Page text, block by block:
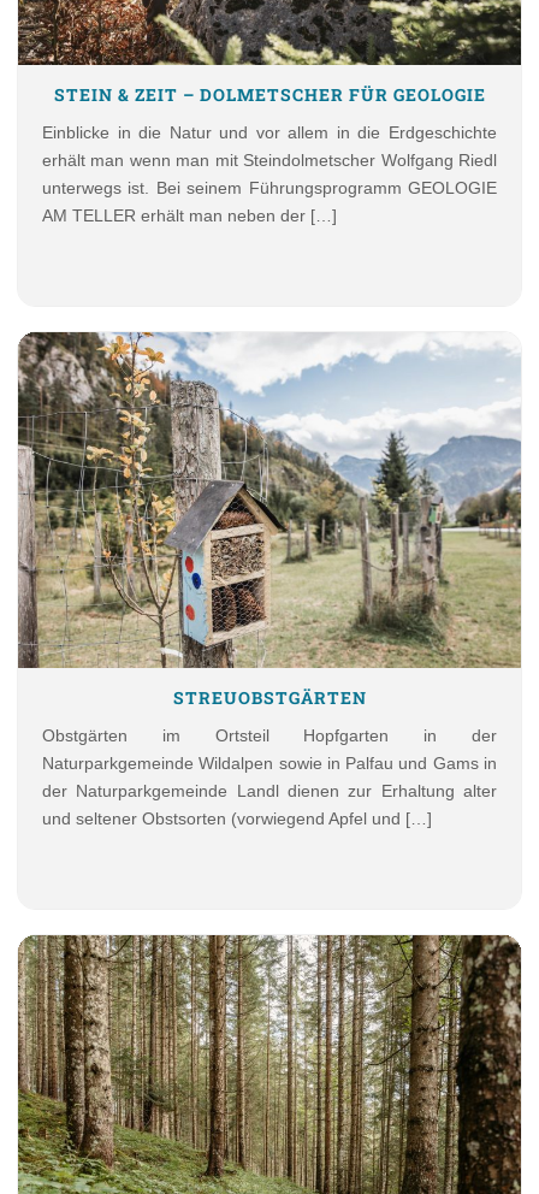
STEIN & ZEIT – DOLMETSCHER FÜR GEOLOGIE
Einblicke in die Natur und vor allem in die Erdgeschichte
erhält man wenn man mit Steindolmetscher Wolfgang Riedl
unterwegs ist. Bei seinem Führungsprogramm GEOLOGIE
AM TELLER erhält man neben der […]
STREUOBSTGÄRTEN
Obstgärten im Ortsteil Hopfgarten in der
Naturparkgemeinde Wildalpen sowie in Palfau und Gams in
der Naturparkgemeinde Landl dienen zur Erhaltung alter
und seltener Obstsorten (vorwiegend Apfel und […]